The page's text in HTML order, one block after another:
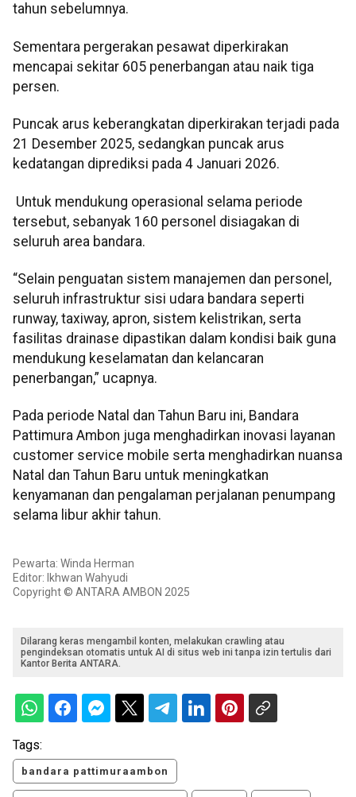
tahun sebelumnya.
Sementara pergerakan pesawat diperkirakan
mencapai sekitar 605 penerbangan atau naik tiga
persen.
Puncak arus keberangkatan diperkirakan terjadi pada
21 Desember 2025, sedangkan puncak arus
kedatangan diprediksi pada 4 Januari 2026.
Untuk mendukung operasional selama periode
tersebut, sebanyak 160 personel disiagakan di
seluruh area bandara.
“Selain penguatan sistem manajemen dan personel,
seluruh infrastruktur sisi udara bandara seperti
runway, taxiway, apron, sistem kelistrikan, serta
fasilitas drainase dipastikan dalam kondisi baik guna
mendukung keselamatan dan kelancaran
penerbangan,” ucapnya.
Pada periode Natal dan Tahun Baru ini, Bandara
Pattimura Ambon juga menghadirkan inovasi layanan
customer service mobile serta menghadirkan nuansa
Natal dan Tahun Baru untuk meningkatkan
kenyamanan dan pengalaman perjalanan penumpang
selama libur akhir tahun.
Pewarta: Winda Herman
Editor: Ikhwan Wahyudi
Copyright © ANTARA AMBON 2025
Dilarang keras mengambil konten, melakukan crawling atau
pengindeksan otomatis untuk AI di situs web ini tanpa izin tertulis dari
Kantor Berita ANTARA.
Tags:
bandara pattimuraambon